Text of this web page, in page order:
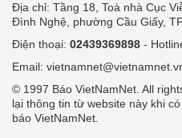
Địa chỉ: Tầng 18, Toà nhà Cục
Đình Nghệ, phường Cầu Giấy,
Điện thoại: 02439369898 -
Email:
© 1997 Báo VietNamNet. All
lại thông tin từ website này khi
báo VietNamNet.